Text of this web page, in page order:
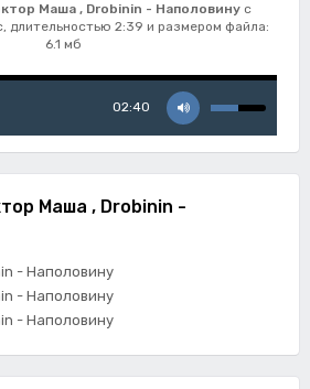
Маша , Drobinin - Наполовину с
длительностью 2:39 и размером файла:
6.1 мб
02:40
Маша , Drobinin -
- Наполовину
- Наполовину
- Наполовину